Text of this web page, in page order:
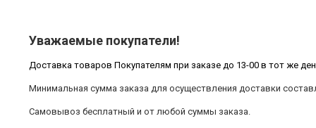
Уважаемые покупатели!
Доставка товаров Покупателям при заказе до 13-00 в тот же
Минимальная сумма заказа для осуществления доставки
Самовывоз бесплатный и от любой суммы заказа.